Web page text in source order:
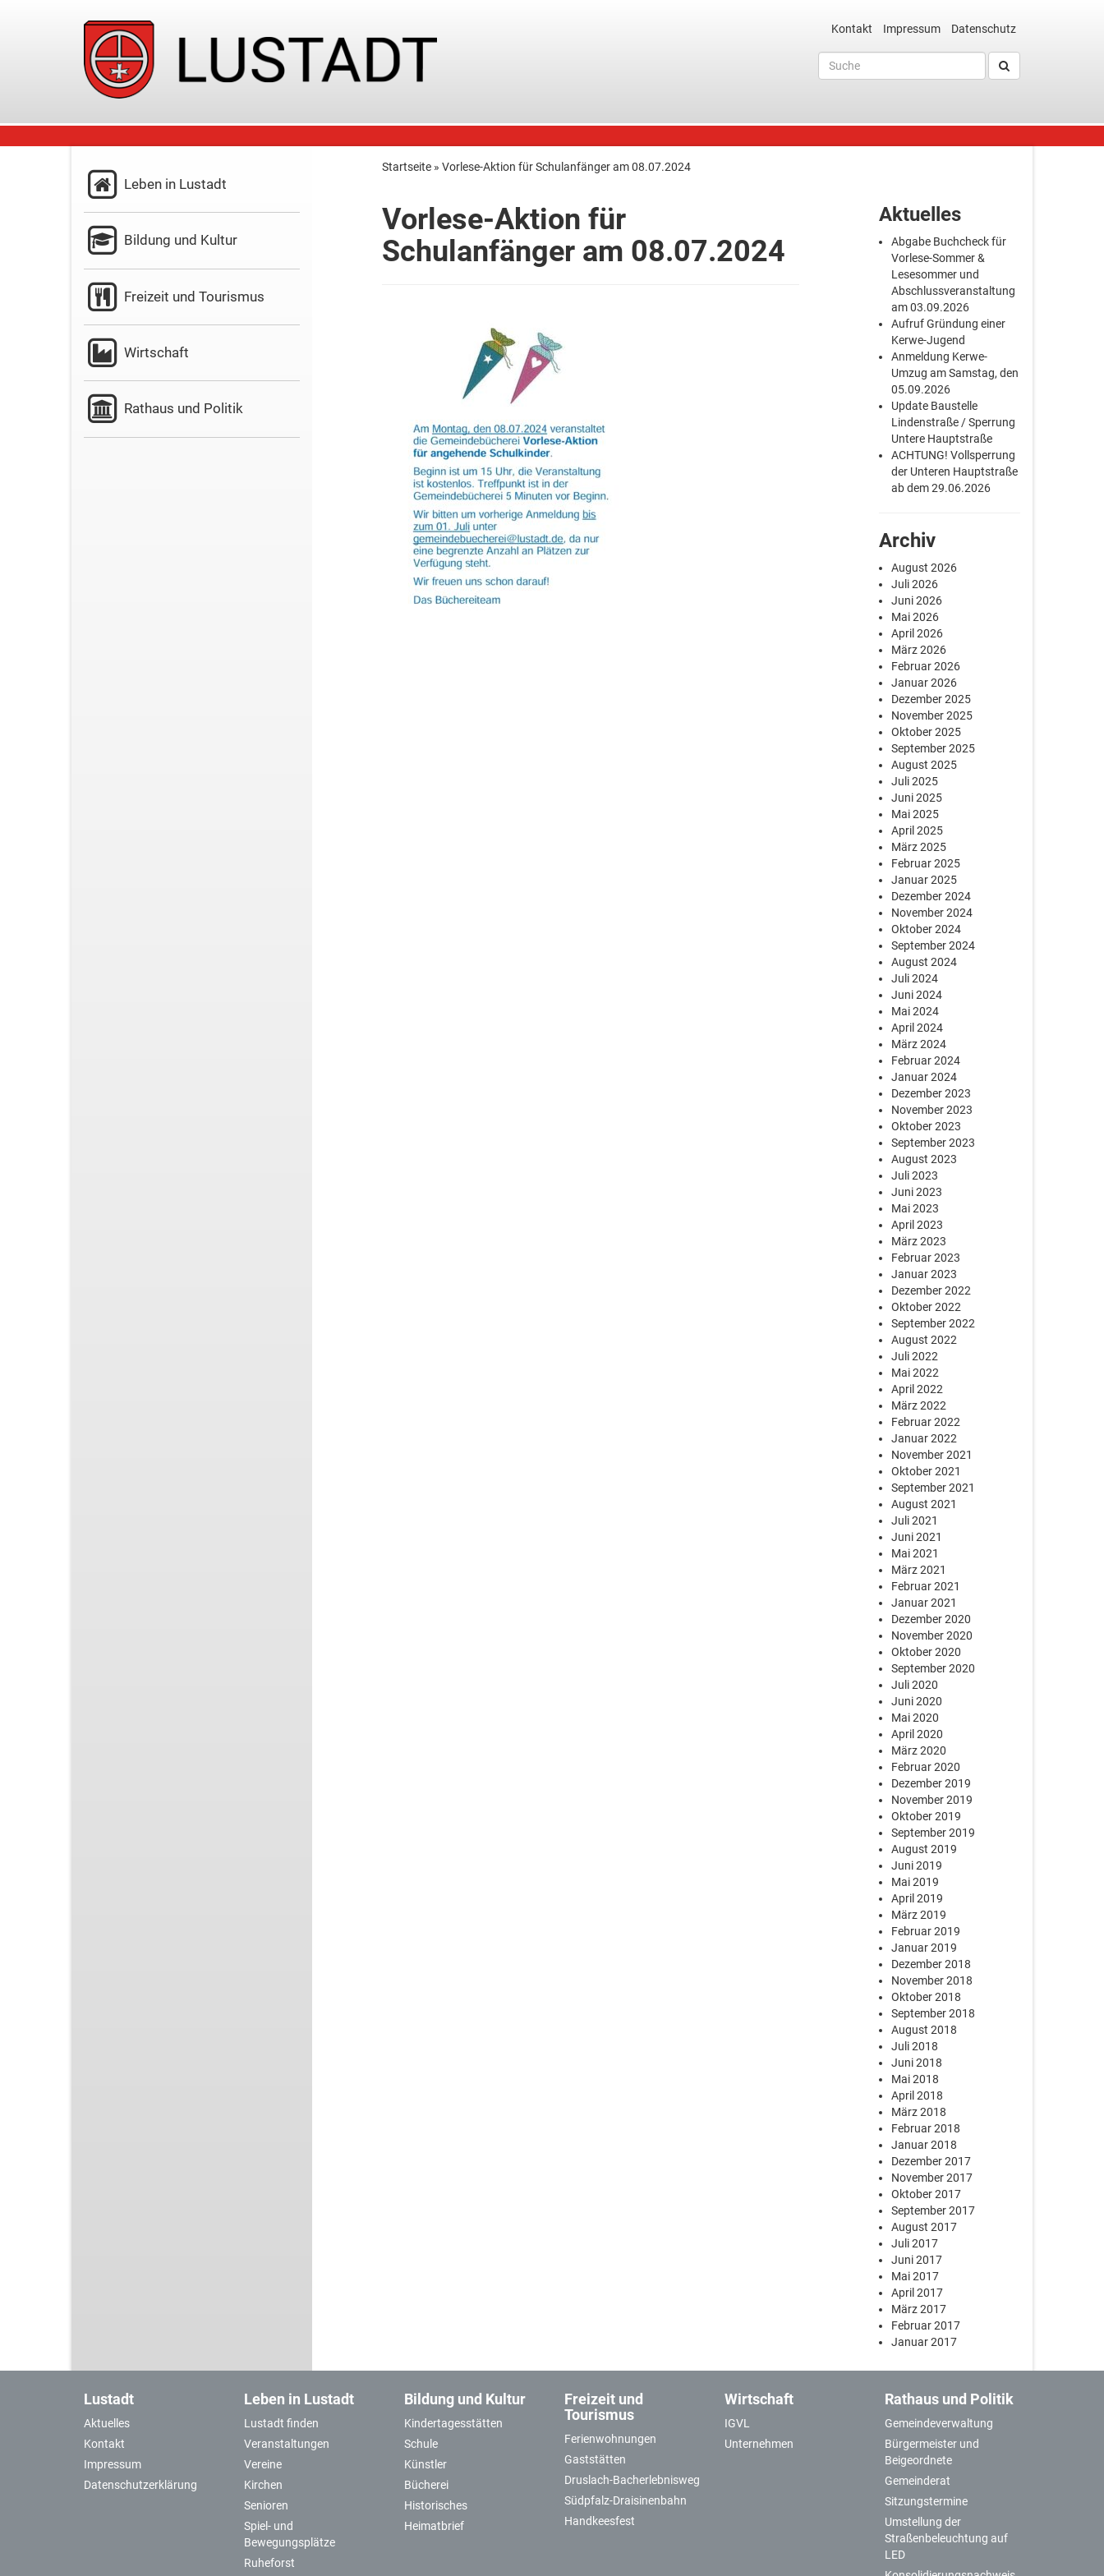
Kontakt Impressum Datenschutz
Leben in Lustadt
Bildung und Kultur
Freizeit und Tourismus
Wirtschaft
Rathaus und Politik
Startseite »Vorlese-Aktion für Schulanfänger am 08.07.2024
Vorlese-Aktion für
Schulanfänger am 08.07.2024
Aktuelles
Abgabe Buchcheck für
Vorlese-Sommer &
Lesesommer und
Abschlussveranstaltung
am 03.09.2026
Aufruf Gründung einer
Kerwe-Jugend
Anmeldung Kerwe-
Umzug am Samstag, den
05.09.2026
Update Baustelle
Lindenstraße / Sperrung
Untere Hauptstraße
ACHTUNG! Vollsperrung
der Unteren Hauptstraße
ab dem 29.06.2026
Archiv
August 2026
Juli 2026
Juni 2026
Mai 2026
April 2026
März 2026
Februar 2026
Januar 2026
Dezember 2025
November 2025
Oktober 2025
September 2025
August 2025
Juli 2025
Juni 2025
Mai 2025
April 2025
März 2025
Februar 2025
Januar 2025
Dezember 2024
November 2024
Oktober 2024
September 2024
August 2024
Juli 2024
Juni 2024
Mai 2024
April 2024
März 2024
Februar 2024
Januar 2024
Dezember 2023
November 2023
Oktober 2023
September 2023
August 2023
Juli 2023
Juni 2023
Mai 2023
April 2023
März 2023
Februar 2023
Januar 2023
Dezember 2022
Oktober 2022
September 2022
August 2022
Juli 2022
Mai 2022
April 2022
März 2022
Februar 2022
Januar 2022
November 2021
Oktober 2021
September 2021
August 2021
Juli 2021
Juni 2021
Mai 2021
März 2021
Februar 2021
Januar 2021
Dezember 2020
November 2020
Oktober 2020
September 2020
Juli 2020
Juni 2020
Mai 2020
April 2020
März 2020
Februar 2020
Dezember 2019
November 2019
Oktober 2019
September 2019
August 2019
Juni 2019
Mai 2019
April 2019
März 2019
Februar 2019
Januar 2019
Dezember 2018
November 2018
Oktober 2018
September 2018
August 2018
Juli 2018
Juni 2018
Mai 2018
April 2018
März 2018
Februar 2018
Januar 2018
Dezember 2017
November 2017
Oktober 2017
September 2017
August 2017
Juli 2017
Juni 2017
Mai 2017
April 2017
März 2017
Februar 2017
Januar 2017
Lustadt
Aktuelles
Kontakt
Impressum
Datenschutzerklärung
Leben in Lustadt
Lustadt finden
Veranstaltungen
Vereine
Kirchen
Senioren
Spiel- und
Bewegungsplätze
Ruheforst
Bildung und Kultur
Kindertagesstätten
Schule
Künstler
Bücherei
Historisches
Heimatbrief
Freizeit und
Tourismus
Ferienwohnungen
Gaststätten
Druslach-Bacherlebnisweg
Südpfalz-Draisinenbahn
Handkeesfest
Wirtschaft
IGVL
Unternehmen
Rathaus und Politik
Gemeindeverwaltung
Bürgermeister und
Beigeordnete
Gemeinderat
Sitzungstermine
Umstellung der
Straßenbeleuchtung auf
LED